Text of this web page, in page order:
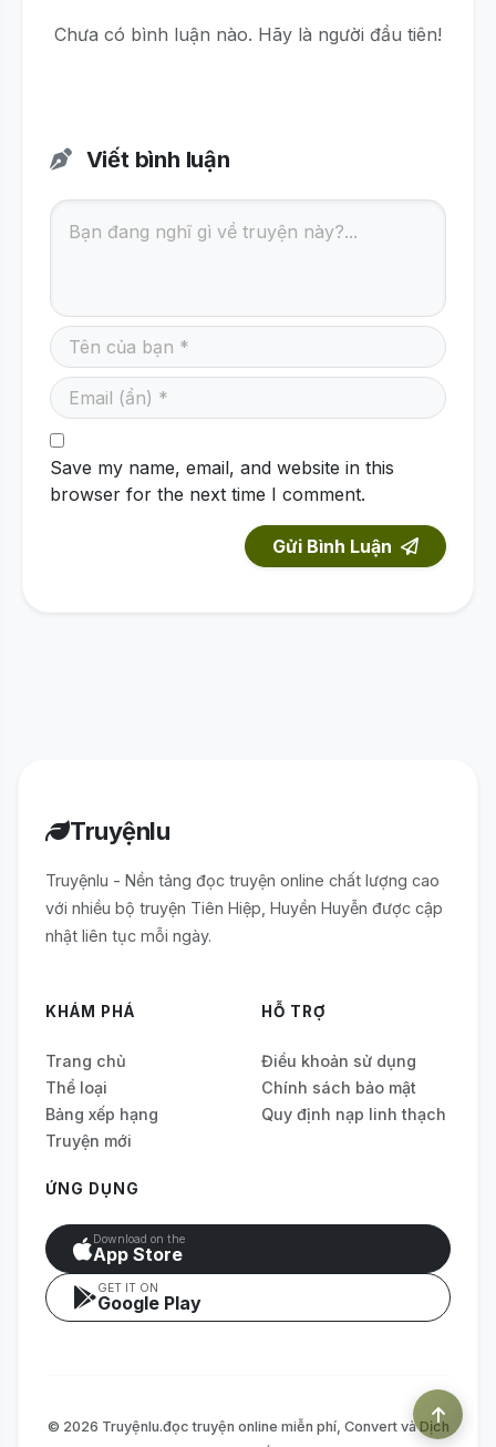
Chưa có bình luận nào. Hãy là người đầu tiên!
Viết bình luận
Save my name, email, and website in this
browser for the next time I comment.
Gửi Bình Luận
Truyệnlu
Truyệnlu - Nền tảng đọc truyện online chất lượng cao
với nhiều bộ truyện Tiên Hiệp, Huyền Huyễn được cập
nhật liên tục mỗi ngày.
KHÁM PHÁ
Trang chủ
Thể loại
Bảng xếp hạng
Truyện mới
HỖ TRỢ
Điều khoản sử dụng
Chính sách bảo mật
Quy định nạp linh thạch
ỨNG DỤNG
Download on the
App Store
GET IT ON
Google Play
© 2026 Truyệnlu.đọc truyện online miễn phí, Convert và Dịch